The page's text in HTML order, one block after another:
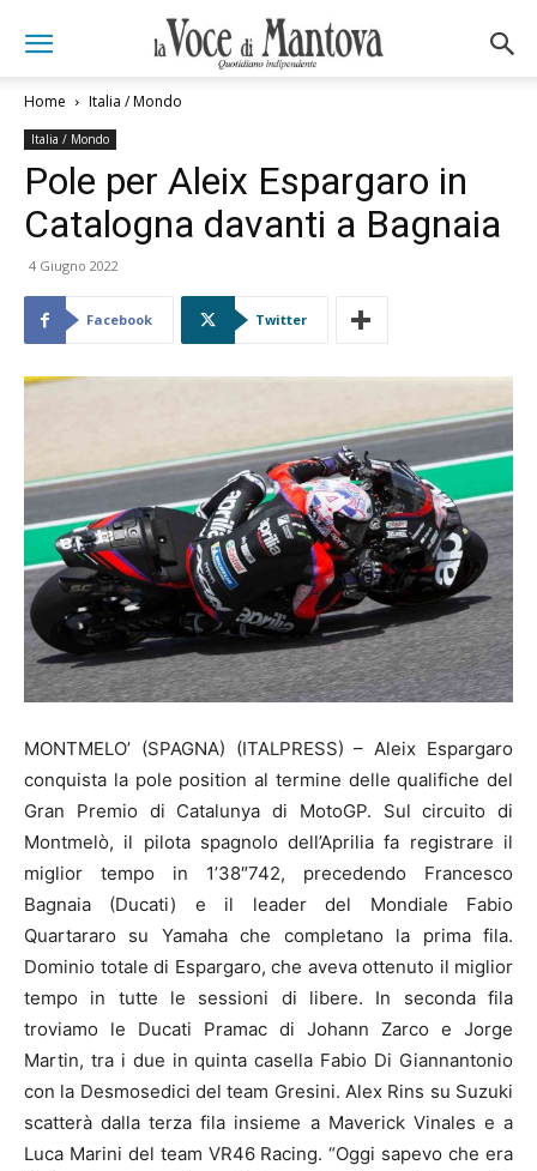
Home Italia / Mondo
Italia / Mondo
Pole per Aleix Espargaro in
Catalogna davanti a Bagnaia
4 Giugno 2022
Facebook Twitter
MONTMELO’ (SPAGNA) (ITALPRESS) – Aleix Espargaro
conquista la pole position al termine delle qualifiche del
Gran Premio di Catalunya di MotoGP. Sul circuito di
Montmelò, il pilota spagnolo dell’Aprilia fa registrare il
miglior tempo in 1’38″742, precedendo Francesco
Bagnaia (Ducati) e il leader del Mondiale Fabio
Quartararo su Yamaha che completano la prima fila.
Dominio totale di Espargaro, che aveva ottenuto il miglior
tempo in tutte le sessioni di libere. In seconda fila
troviamo le Ducati Pramac di Johann Zarco e Jorge
Martin, tra i due in quinta casella Fabio Di Giannantonio
con la Desmosedici del team Gresini. Alex Rins su Suzuki
scatterà dalla terza fila insieme a Maverick Vinales e a
Luca Marini del team VR46 Racing. “Oggi sapevo che era